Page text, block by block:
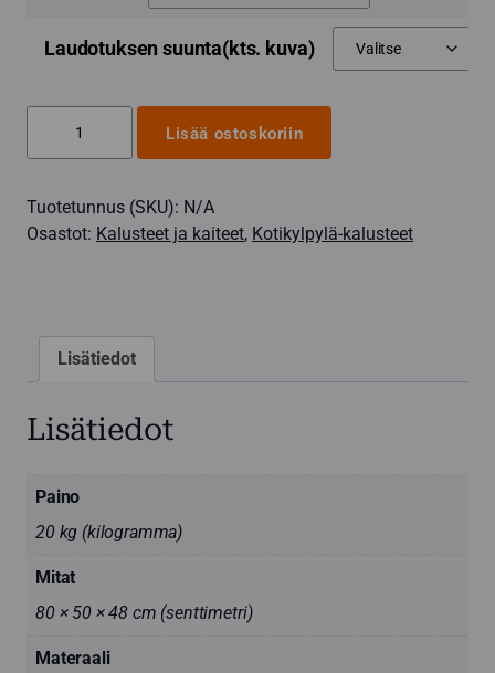
Laudotuksen suunta(kts. kuva)
Relax-
malli
Lisää ostoskoriin
Tuotetunnus (SKU): N/A
Osastot: Kalusteet ja kaiteet, Kotikylpylä-kalusteet
Lisätiedot
Lisätiedot
Paino
20 kg (kilogramma)
Mitat
80 × 50 × 48 cm (senttimetri)
Materaali